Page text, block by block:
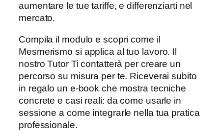
aumentare le tue tariffe, e differenziarti nel
mercato.
Compila il modulo e scopri come il
Mesmerismo si applica al tuo lavoro. Il
nostro Tutor Ti contatterà per creare un
percorso su misura per te. Riceverai subito
in regalo un e-book che mostra tecniche
concrete e casi reali: da come usarle in
sessione a come integrarle nella tua pratica
professionale.